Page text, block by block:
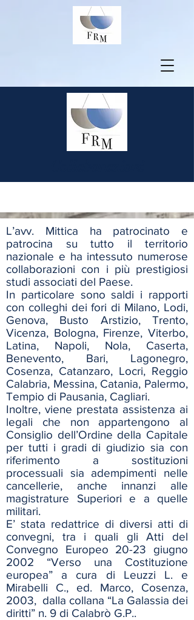
L’avv. Mittica ha patrocinato e
patrocina su tutto il territorio
nazionale e ha intessuto numerose
collaborazioni con i più prestigiosi
studi associati del Paese.
In particolare sono saldi i rapporti
con colleghi dei fori di Milano, Lodi,
Genova, Busto Arstizio, Trento,
Vicenza, Bologna, Firenze, Viterbo,
Latina, Napoli, Nola, Caserta,
Benevento, Bari, Lagonegro,
Cosenza, Catanzaro, Locri, Reggio
Calabria, Messina, Catania, Palermo,
Tempio di Pausania, Cagliari.
Inoltre, viene prestata assistenza ai
legali che non appartengono al
Consiglio dell’Ordine della Capitale
per tutti i gradi di giudizio sia con
riferimento a sostituzioni
processuali sia adempimenti nelle
cancellerie, anche innanzi alle
magistrature Superiori e a quelle
militari.
E’ stata redattrice di diversi atti di
convegni, tra i quali gli Atti del
Convegno Europeo 20-23 giugno
2002 “Verso una Costituzione
europea” a cura di Leuzzi L. e
Mirabelli C., ed. Marco, Cosenza,
2003, dalla collana “La Galassia dei
diritti” n. 9 di Calabrò G.P..